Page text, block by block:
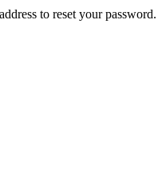
to reset your password.